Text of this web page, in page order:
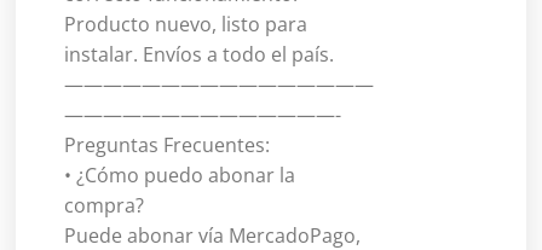
Producto nuevo, listo para
instalar. Envíos a todo el país.
————————————————
——————————————-
Preguntas Frecuentes:
• ¿Cómo puedo abonar la
compra?
Puede abonar vía MercadoPago,